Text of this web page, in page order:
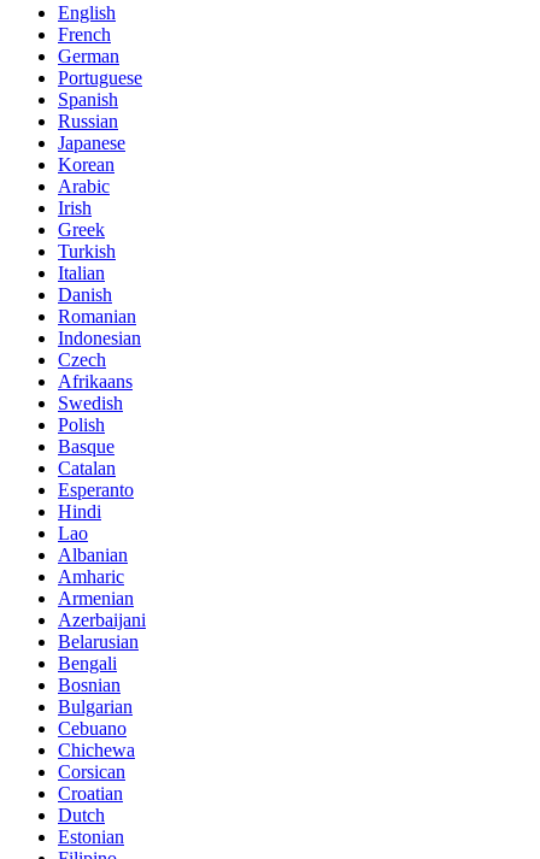
English
French
German
Portuguese
Spanish
Russian
Japanese
Korean
Arabic
Irish
Greek
Turkish
Italian
Danish
Romanian
Indonesian
Czech
Afrikaans
Swedish
Polish
Basque
Catalan
Esperanto
Hindi
Lao
Albanian
Amharic
Armenian
Azerbaijani
Belarusian
Bengali
Bosnian
Bulgarian
Cebuano
Chichewa
Corsican
Croatian
Dutch
Estonian